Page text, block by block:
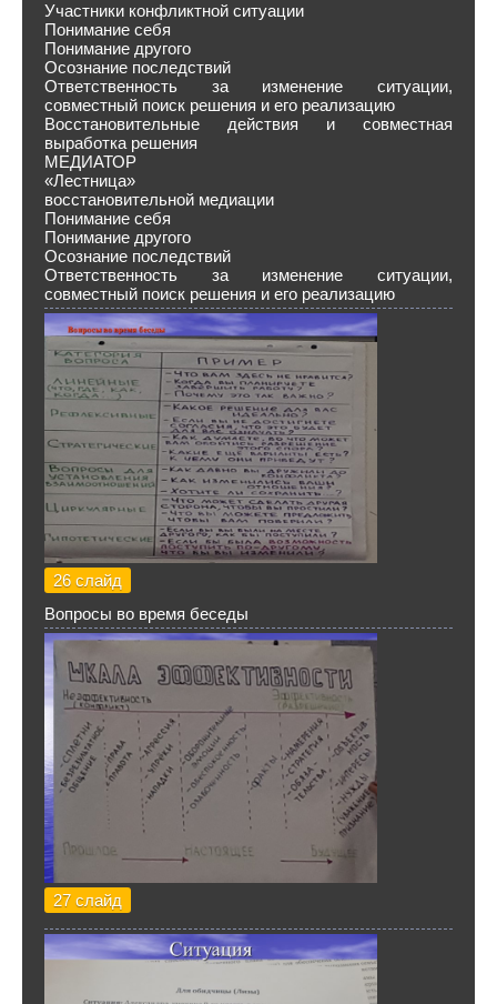
Участники конфликтной ситуации
Понимание себя
Понимание другого
Осознание последствий
Ответственность за изменение ситуации,
совместный поиск решения и его реализацию
Восстановительные действия и совместная
выработка решения
МЕДИАТОР
«Лестница»
восстановительной медиации
Понимание себя
Понимание другого
Осознание последствий
Ответственность за изменение ситуации,
совместный поиск решения и его реализацию
26 слайд
Вопросы во время беседы
27 слайд